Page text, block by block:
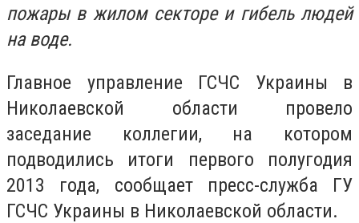
пожары в жилом секторе и гибель людей
на воде.
Главное управление ГСЧС Украины в
Николаевской области провело
заседание коллегии, на котором
подводились итоги первого полугодия
2013 года, сообщает пресс-служба ГУ
ГСЧС Украины в Николаевской области.